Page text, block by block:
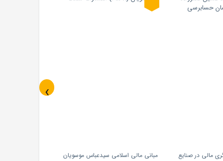
گزارشگری مالی در صنایع
مبانی مالی اسلامی سیدعباس موسویان
‹